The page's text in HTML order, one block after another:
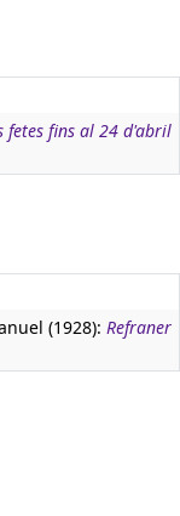
fetes fins al 24 d'abril
(1928): Refraner